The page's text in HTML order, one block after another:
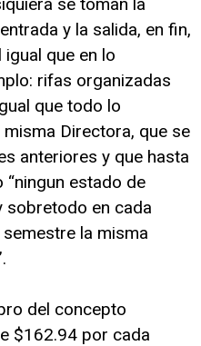
y la salida, en fin,
que en lo
rifas organizadas
que todo lo
Directora, que se
anteriores y que hasta
“ningun estado de
sobretodo en cada
la misma
del concepto
$162.94 por cada